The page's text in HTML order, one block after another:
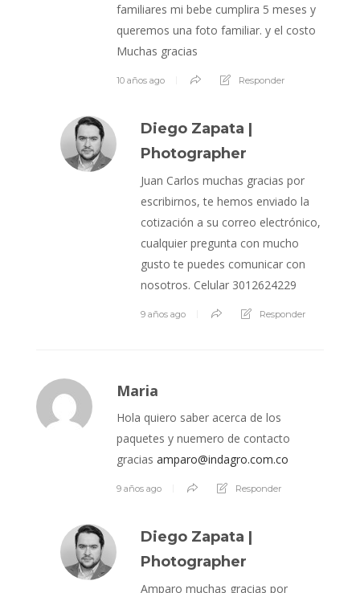
familiares mi bebe cumplira 5 meses y
queremos una foto familiar. y el costo
Muchas gracias
10 años ago Responder
Diego Zapata |
Photographer
Juan Carlos muchas gracias por
escribirnos, te hemos enviado la
cotización a su correo electrónico,
cualquier pregunta con mucho
gusto te puedes comunicar con
nosotros. Celular 3012624229
9 años ago Responder
Maria
Hola quiero saber acerca de los
paquetes y nuemero de contacto
gracias amparo@indagro.com.co
9 años ago Responder
Diego Zapata |
Photographer
Amparo muchas gracias por